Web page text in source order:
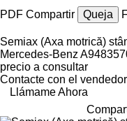
PDF Compartir Queja
Semiax (Axa motrică)
Mercedes-Benz
precio a consultar
Contacte con el vendedor
Llámame Ahora